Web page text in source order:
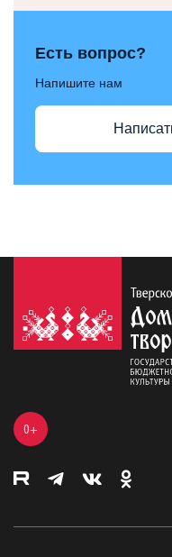
Есть вопрос?
Напишите нам
0+